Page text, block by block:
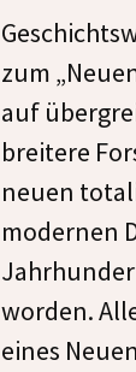
zum
auf
breitere
neuen
modernen
worden.
eines